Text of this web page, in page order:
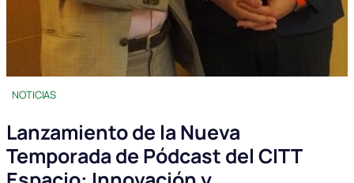
NOTICIAS
Lanzamiento de la Nueva
Temporada de Pódcast del CITT